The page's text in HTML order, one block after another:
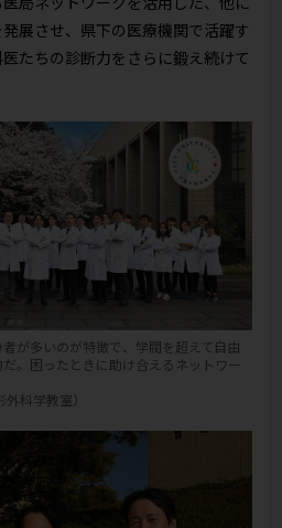
展させ、県下の医療機関で活躍す
たちの診断力をさらに鍛え続けて
が多いのが特徴で、学閥を超えて自由
。困ったときに助け合えるネットワー
科学教室）